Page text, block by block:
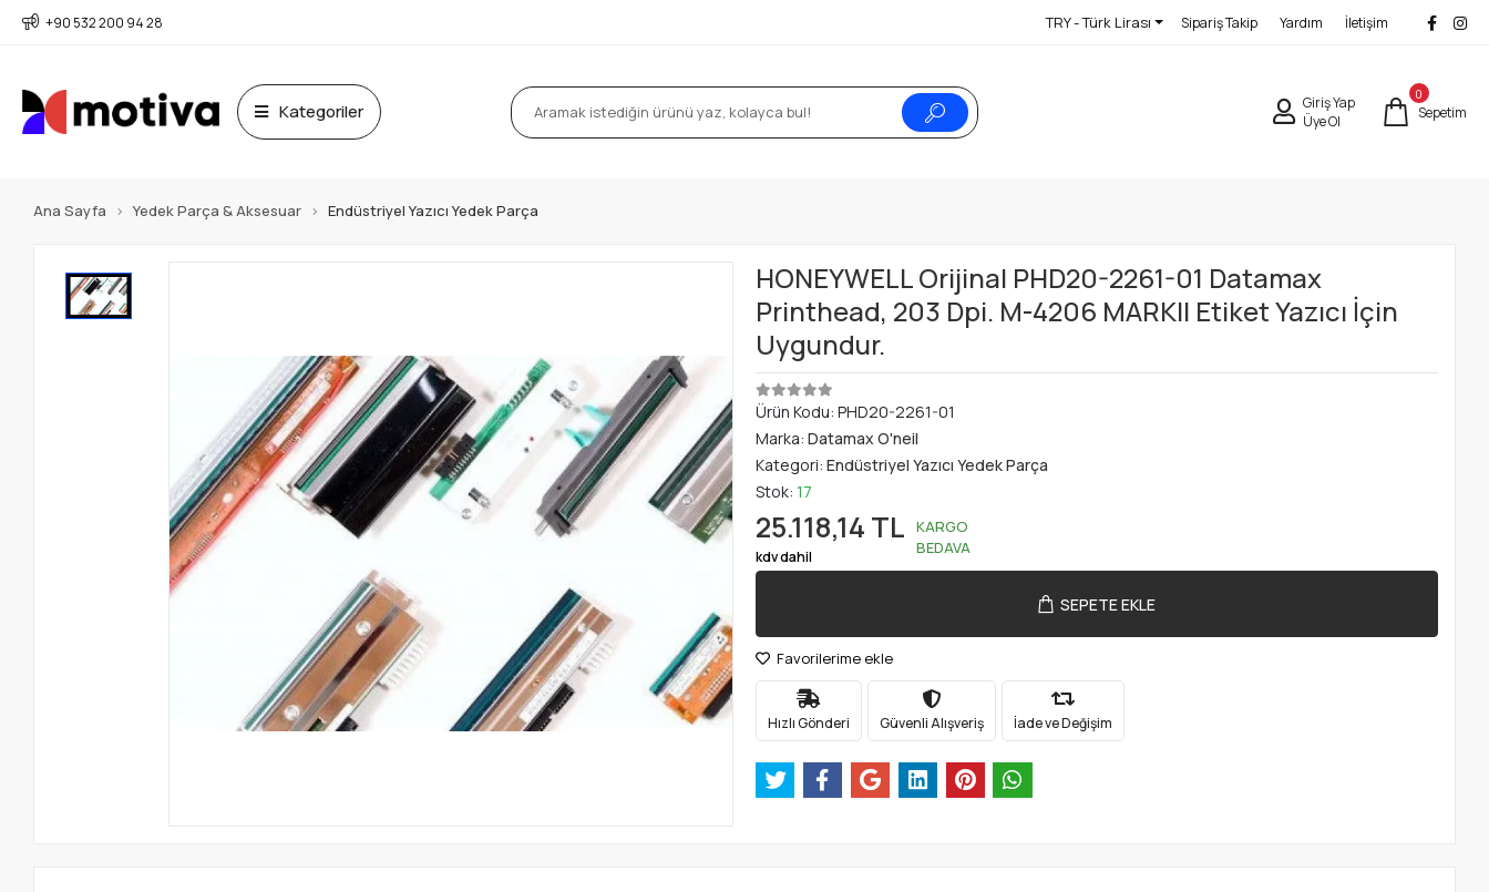
+90 532 200 94 28 TRY - Türk Lirası Sipariş Takip Yardım İletişim
Kategoriler
Giriş Yap
Üye Ol
0
Sepetim
Ana Sayfa Yedek Parça & Aksesuar Endüstriyel Yazıcı Yedek Parça
HONEYWELL Orijinal PHD20-2261-01 Datamax
Printhead, 203 Dpi. M-4206 MARKII Etiket Yazıcı İçin
Uygundur.
Ürün Kodu: PHD20-2261-01
Marka: Datamax O'neil
Kategori: Endüstriyel Yazıcı Yedek Parça
Stok: 17
25.118,14 TL
kdv dahil
KARGO
BEDAVA
SEPETE EKLE
Favorilerime ekle
Hızlı Gönderi Güvenli Alışveriş İade ve Değişim